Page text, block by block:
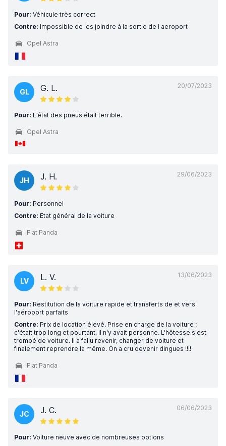
Pour: Véhicule très correct
Contre: Impossible de les joindre à la sortie de l aeroport
Opel Astra
20/07/2023
GL G. L.
Pour: L’état des pneus était terrible.
Opel Astra
29/06/2023
JH J. H.
Pour: Personnel
Contre: Etat général de la voiture
Fiat Panda
13/06/2023
LV L. V.
Pour: Restitution de la voiture rapide et transferts de et vers
l'aéroport parfaits
Contre: Prix de location élevé. Prise en charge de la voiture :
c'était trop long et pourtant, il n'y avait personne. L'hôtesse s'est
trompé de voiture. Il a fallu revenir, changer de voiture et
finalement reprendre la même. On a cru devenir dingues !!!!
Fiat Panda
06/06/2023
JC J. C.
Pour: Voiture neuve avec de nombreuses options